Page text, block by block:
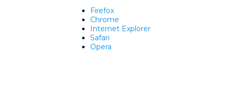
Firefox
Chrome
Internet Explorer
Safari
Opera